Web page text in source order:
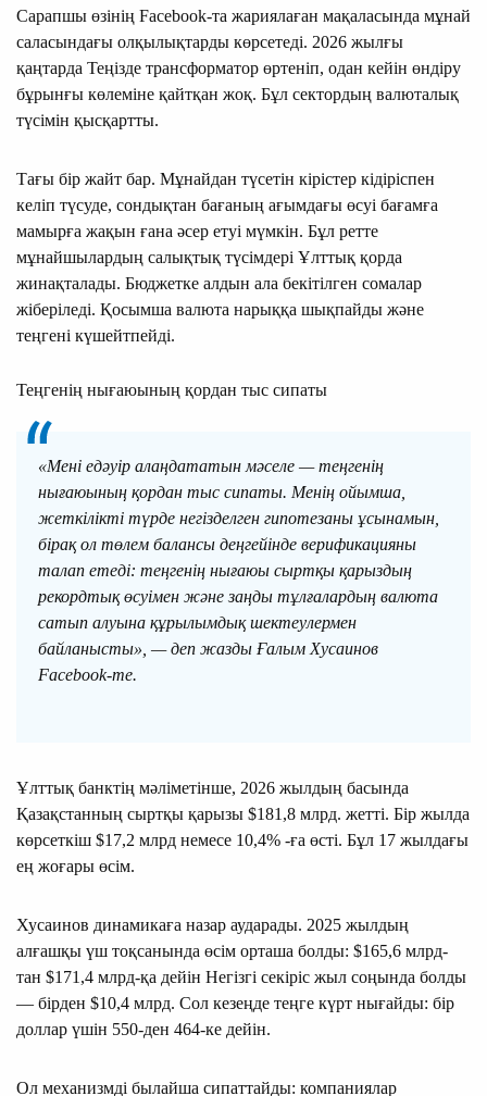
Сарапшы өзінің Facebook-та жариялаған мақаласында мұнай
саласындағы олқылықтарды көрсетеді. 2026 жылғы
қаңтарда Теңізде трансформатор өртеніп, одан кейін өндіру
бұрынғы көлеміне қайтқан жоқ. Бұл сектордың валюталық
түсімін қысқартты.
Тағы бір жайт бар. Мұнайдан түсетін кірістер кідіріспен
келіп түсуде, сондықтан бағаның ағымдағы өсуі бағамға
мамырға жақын ғана әсер етуі мүмкін. Бұл ретте
мұнайшылардың салықтық түсімдері Ұлттық қорда
жинақталады. Бюджетке алдын ала бекітілген сомалар
жіберіледі. Қосымша валюта нарыққа шықпайды және
теңгені күшейтпейді.
Теңгенің нығаюының қордан тыс сипаты
«Мені едәуір алаңдататын мәселе — теңгенің
нығаюының қордан тыс сипаты. Менің ойымша,
жеткілікті түрде негізделген гипотезаны ұсынамын,
бірақ ол төлем балансы деңгейінде верификацияны
талап етеді: теңгенің нығаюы сыртқы қарыздың
рекордтық өсуімен және заңды тұлғалардың валюта
сатып алуына құрылымдық шектеулермен
байланысты», — деп жазды Ғалым Хусаинов
Facebook-те.
Ұлттық банктің мәліметінше, 2026 жылдың басында
Қазақстанның сыртқы қарызы $181,8 млрд. жетті. Бір жылда
көрсеткіш $17,2 млрд немесе 10,4% -ға өсті. Бұл 17 жылдағы
ең жоғары өсім.
Хусаинов динамикаға назар аударады. 2025 жылдың
алғашқы үш тоқсанында өсім орташа болды: $165,6 млрд-
тан $171,4 млрд-қа дейін Негізгі секіріс жыл соңында болды
— бірден $10,4 млрд. Сол кезеңде теңге күрт нығайды: бір
доллар үшін 550-ден 464-ке дейін.
Ол механизмді былайша сипаттайды: компаниялар